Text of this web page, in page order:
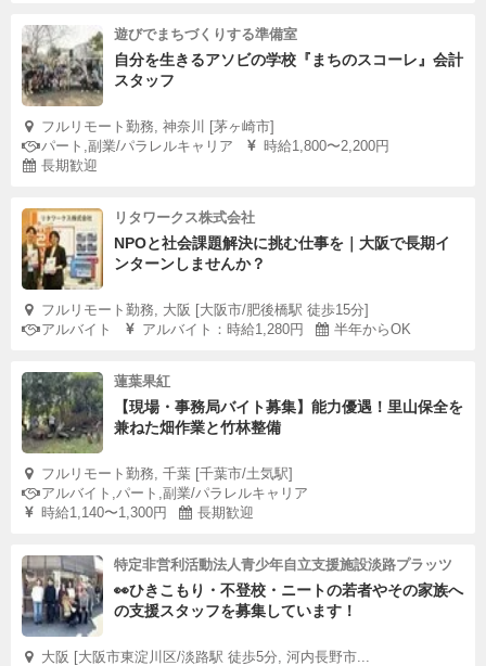
遊びでまちづくりする準備室
自分を生きるアソビの学校『まちのスコーレ』会計
スタッフ
フルリモート勤務, 神奈川 [茅ヶ崎市]
パート,副業/パラレルキャリア
時給1,800〜2,200円
長期歓迎
リタワークス株式会社
NPOと社会課題解決に挑む仕事を｜大阪で長期イ
ンターンしませんか？
フルリモート勤務, 大阪 [大阪市/肥後橋駅 徒歩15分]
アルバイト
アルバイト：時給1,280円 半年からOK
蓮葉果紅
【現場・事務局バイト募集】能力優遇！里山保全を
兼ねた畑作業と竹林整備
フルリモート勤務, 千葉 [千葉市/土気駅]
アルバイト,パート,副業/パラレルキャリア
時給1,140〜1,300円
長期歓迎
特定非営利活動法人青少年自立支援施設淡路プラッツ
👀ひきこもり・不登校・ニートの若者やその家族へ
の支援スタッフを募集しています！
大阪 [大阪市東淀川区/淡路駅 徒歩5分, 河内長野市...